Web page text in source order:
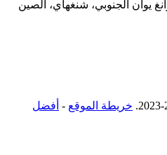
خريطة الموقع - أفضل